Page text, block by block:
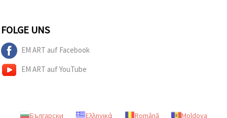
FOLGE UNS
EM ART auf Facebook
EM ART auf YouTube
Български Ελληνικά Română Moldova